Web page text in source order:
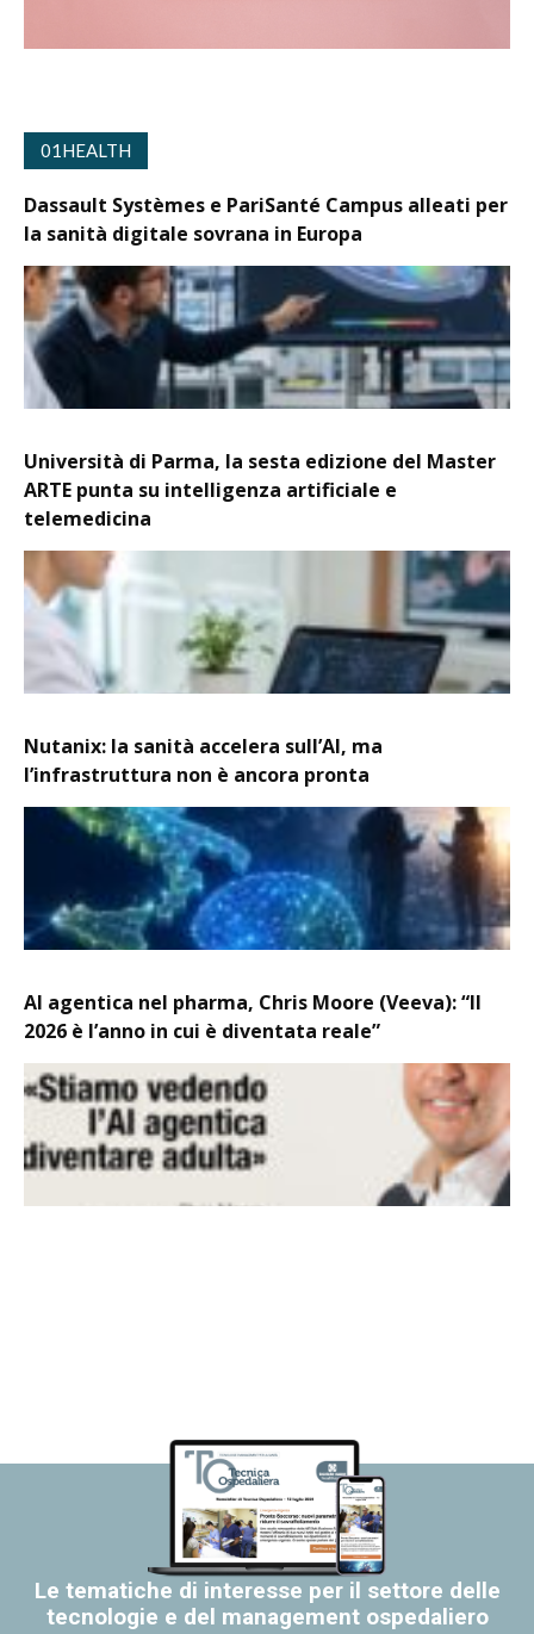
01HEALTH
Dassault Systèmes e PariSanté Campus alleati per
la sanità digitale sovrana in Europa
Università di Parma, la sesta edizione del Master
ARTE punta su intelligenza artificiale e
telemedicina
Nutanix: la sanità accelera sull’AI, ma
l’infrastruttura non è ancora pronta
AI agentica nel pharma, Chris Moore (Veeva): “Il
2026 è l’anno in cui è diventata reale”
Le tematiche di interesse per il settore delle
tecnologie e del management ospedaliero